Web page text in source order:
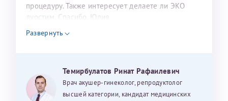
процедуру. Также интересует делаете ли ЭКО
дуостим. Спасибо. Юлия
Развернуть
Темирбулатов Ринат Рафаилевич
Врач акушер-гинеколог, репродуктолог
высшей категории, кандидат медицинских